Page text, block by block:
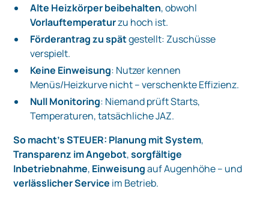
Alte Heizkörper beibehalten, obwohl
Vorlauftemperaturzu hoch ist.
Förderantrag zu spätgestellt: Zuschüsse
verspielt.
Keine Einweisung: Nutzer kennen
Menüs/Heizkurve nicht – verschenkte Effizienz.
Null Monitoring: Niemand prüft Starts,
Temperaturen, tatsächliche JAZ.
So macht’s STEUER: Planung mit System,
Transparenz im Angebot,sorgfältige
Inbetriebnahme, Einweisungauf Augenhöhe – und
verlässlicher Service im Betrieb.